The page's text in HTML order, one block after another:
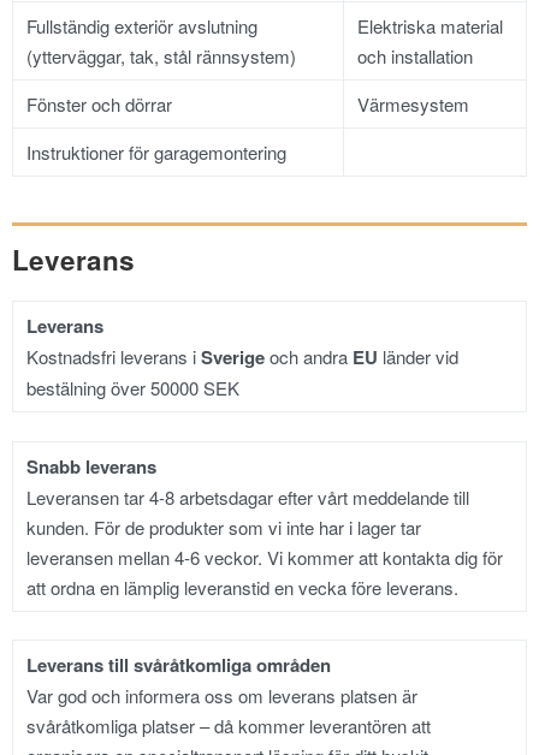
Fullständig exteriör avslutning
(ytterväggar, tak, stål rännsystem)
Elektriska material
och installation
Fönster och dörrar
Värmesystem
Instruktioner för garagemontering
Leverans
Leverans
Kostnadsfri leverans iSverigeoch andra EU länder vid
bestälning över 50000 SEK
Snabb leverans
Leveransen tar 4-8 arbetsdagar efter vårt meddelande till
kunden. För de produkter som vi inte har i lager tar
leveransen mellan 4-6 veckor. Vi kommer att kontakta dig för
att ordna en lämplig leveranstid en vecka före leverans.
Leverans till svåråtkomliga områden
Var god och informera oss om leverans platsen är
svåråtkomliga platser – då kommer leverantören att